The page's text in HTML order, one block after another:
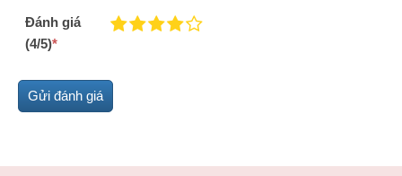
Đánh giá
(4/5)*